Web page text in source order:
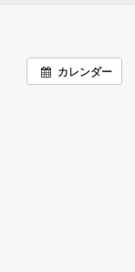
カレンダー